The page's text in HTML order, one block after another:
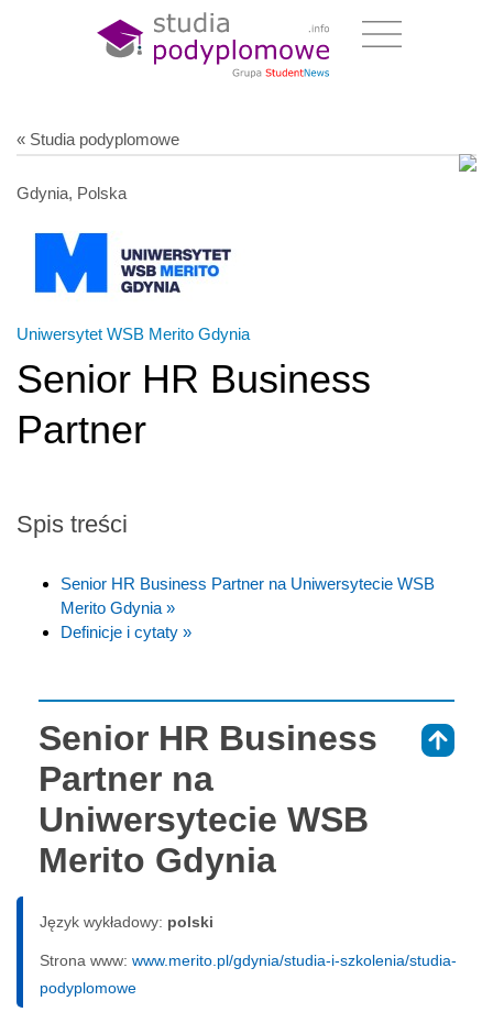
« Studia podyplomowe
Gdynia, Polska
Uniwersytet WSB Merito Gdynia
Senior HR Business
Partner
Spis treści
Senior HR Business Partner na Uniwersytecie WSB
Merito Gdynia »
Definicje i cytaty »
Senior HR Business
Partner na
Uniwersytecie WSB
Merito Gdynia
Język wykładowy: polski
Strona www: www.merito.pl/gdynia/studia-i-szkolenia/studia-
podyplomowe